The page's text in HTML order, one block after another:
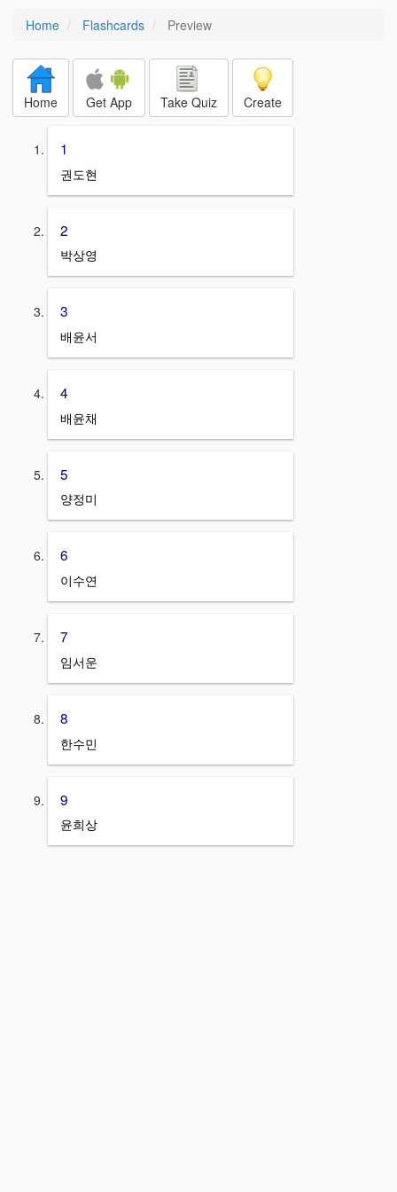
Home Flashcards Preview
Home Get App Take Quiz Create
1
권도현
2
박상영
3
배윤서
4
배윤채
5
양정미
6
이수연
7
임서운
8
한수민
9
윤희상